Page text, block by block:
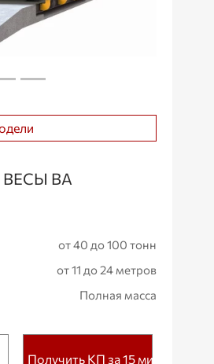
ВА
от 40 до 100 тонн
от 11 до 24 метров
Полная масса
Получить КП за 15 мин.